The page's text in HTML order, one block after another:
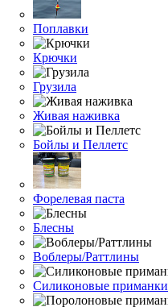
Поплавки
Крючки
Грузила
Живая наживка
Бойлы и Пеллетс
Форелевая паста
Блесны
Воблеры/Раттлины
Силиконовые приманки